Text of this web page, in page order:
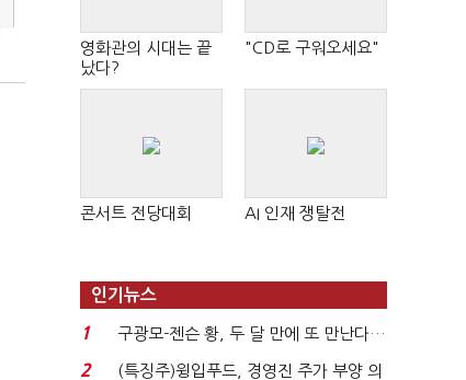
영화관의 시대는 끝
났다?
"CD로 구워오세요"
콘서트 전당대회 AI 인재 쟁탈전
인기뉴스
1
구광모-젠슨 황, 두 달 만에 또 만난다…
로봇·AI 등 논...
2
(특징주)윙입푸드, 경영진 주가 부양 의